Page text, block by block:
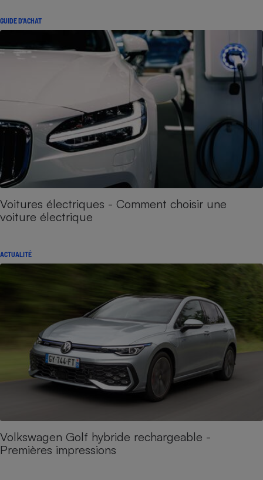
GUIDE D'ACHAT
Voitures électriques - Comment choisir une
voiture électrique
ACTUALITÉ
Volkswagen Golf hybride rechargeable -
Premières impressions